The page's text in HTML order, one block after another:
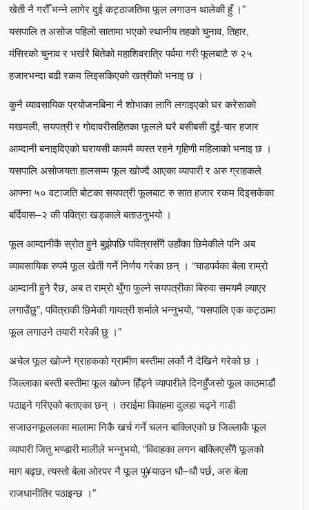
खेती नै गरौँ भन्ने लागेर दुई कट्ठाजतिमा फूल लगाउन थालेकी हुँ ।”
यसपालि त असोज पहिलो सातामा भएको स्थानीय तहको चुनाव, तिहार,
मंसिरको चुनाव र भर्खरै बितेको महाशिवरात्रि पर्वमा गरी फूलबाटै रु २५
हजारभन्दा बढी रकम लिइसकिएको खत्रीको भनाइ छ ।
कुनै व्यावसायिक प्रयोजनबिना नै शोभाका लागि लगाइएको घर करेसाको
मखमली, सयपत्री र गोदावरीसहितका फूलले घरै बसीबसी दुई-चार हजार
आम्दानी बनाइदिएको घरायसी काममै व्यस्त रहने गृहिणी महिलाको भनाइ छ ।
यसपालि असोजयता हालसम्म फूल खोज्दै आएका व्यापारी र अरु ग्राहकले
आफ्ना ५० वटाजति बोटका सयपत्री फूलबाट रु सात हजार रकम दिइसकेका
बर्दिवास–२ की पवित्रा खड्काले बताउनुभयो ।
फूल आम्दानीकै स्रोत हुने बुझेपछि पवित्रासँगै उहाँका छिमेकीले पनि अब
व्यावसायिक रुपमै फूल खेती गर्ने निर्णय गरेका छन् । “चाडपर्वका बेला राम्रो
आम्दानी हुने रैछ, अब त राम्रो थुँगा फुल्ने सयपत्रीका बिरुवा समयमै ल्याएर
लगाउँछु”, पवित्राकी छिमेकी गायत्री शर्माले भन्नुभयो, “यसपालि एक कट्ठामा
फूल लगाउने तयारी गरेकी छु ।”
अचेल फूल खोज्ने ग्राहकको ग्रामीण बस्तीमा लर्को नै देखिने गरेको छ ।
जिल्लाका बस्ती बस्तीमा फूल खोज्न हिँड्ने व्यापारीले दिनहुँजसो फूल काठमाडौं
पठाइने गरिएको बताएका छन् । तराईमा विवाहमा दुलहा चढ्ने गाडी
सजाउनफूललका मालामा निकै खर्च गर्ने चलन बाक्लिएको छ जिल्लाकै फूल
व्यापारी जितु भण्डारी मालीले भन्नुभयो, “विवाहका लगन बाक्लिएसँगै फूलको
माग बढ्छ, त्यस्तो बेला ओरपर नै फूल पु¥याउन धौ–धौ पर्छ, अरु बेला
राजधानीतिर पठाइन्छ ।”